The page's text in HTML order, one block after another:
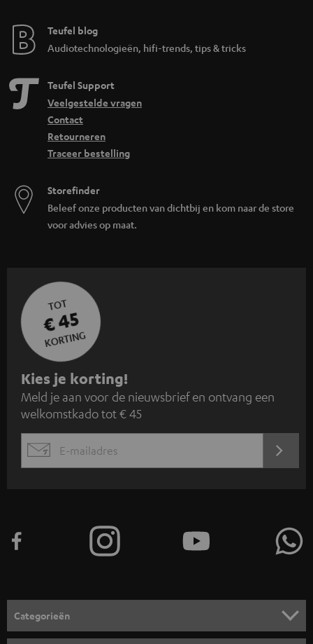
Teufel blog
Audiotechnologieën, hifi-trends, tips & tricks
Teufel Support
Veelgestelde vragen
Contact
Retourneren
Traceer bestelling
Storefinder
Beleef onze producten van dichtbij en kom naar de store
voor advies op maat.
TOT
€ 45
KORTING
A
a
n
m
e
n
o
r
Kies je korting!
Meld je aan voor de nieuwsbrief en ontvang een
welkomstkado tot € 45
EMAIL
Categorieën